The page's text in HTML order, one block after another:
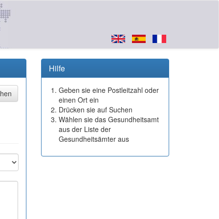
Hilfe
Geben sie eine Postleitzahl oder
einen Ort ein
Drücken sie auf Suchen
Wählen sie das Gesundheitsamt
aus der Liste der
Gesundheitsämter aus